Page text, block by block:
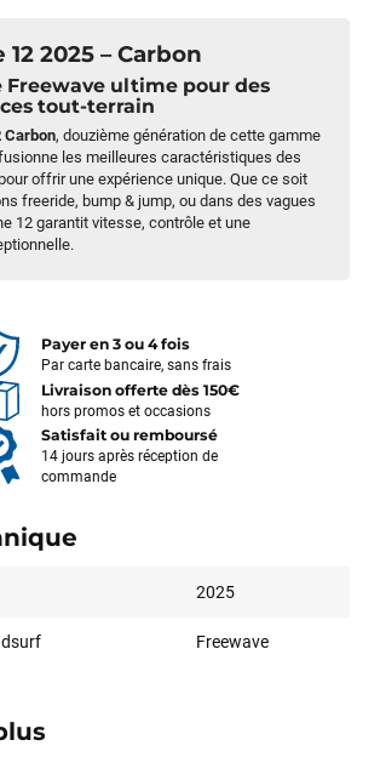
12 2025 – Carbon
Freewave ultime pour des
tout-terrain
Carbon, douzième génération de cette gamme
les meilleures caractéristiques des
offrir une expérience unique. Que ce soit
freeride, bump & jump, ou dans des vagues
12 garantit vitesse, contrôle et une
Payer en 3 ou 4 fois
Par carte bancaire, sans frais
Livraison offerte dès 150€
hors promos et occasions
Satisfait ou remboursé
14 jours après réception de
commande
2025
Freewave